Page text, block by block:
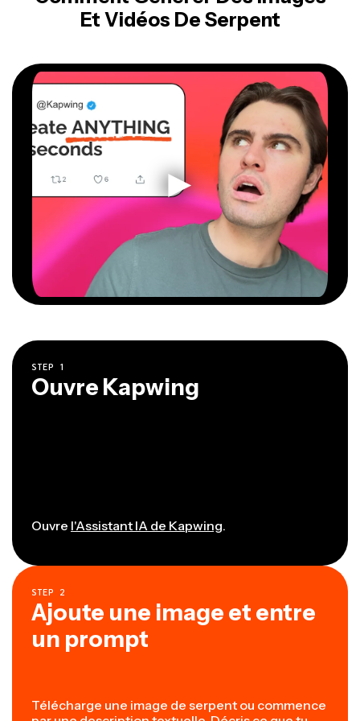
Et Vidéos De Serpent
STEP 1
Ouvre Kapwing
Ouvre l'Assistant IA de Kapwing.
STEP 2
Ajoute une image et entre
un prompt
Télécharge une image de serpent ou commence